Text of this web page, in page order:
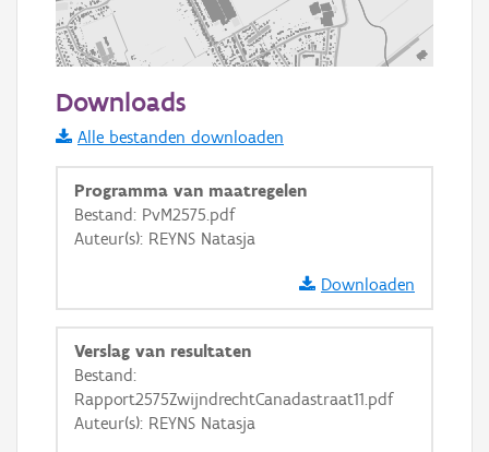
Informatie Vlaanderen
i
+ −
Basis Lagen
Downloads
Alle bestanden downloaden
Programma van maatregelen
Bestand: PvM2575.pdf
Auteur(s): REYNS Natasja
Downloaden
Verslag van resultaten
Bestand:
Rapport2575ZwijndrechtCanadastraat11.pdf
Auteur(s): REYNS Natasja